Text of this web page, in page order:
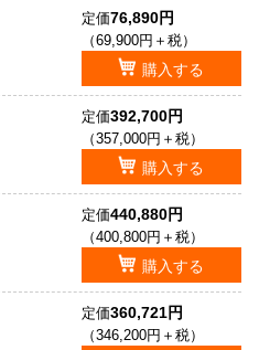
定価76,890円
（69,900円＋税）
購入する
定価392,700円
（357,000円＋税）
購入する
定価440,880円
（400,800円＋税）
購入する
定価360,721円
（346,200円＋税）